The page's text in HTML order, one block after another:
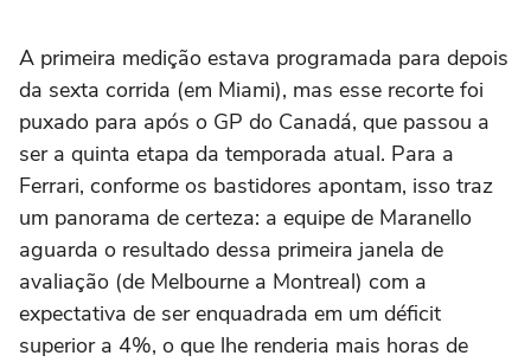
A primeira medição estava programada para depois
da sexta corrida (em Miami), mas esse recorte foi
puxado para após o GP do Canadá, que passou a
ser a quinta etapa da temporada atual. Para a
Ferrari, conforme os bastidores apontam, isso traz
um panorama de certeza: a equipe de Maranello
aguarda o resultado dessa primeira janela de
avaliação (de Melbourne a Montreal) com a
expectativa de ser enquadrada em um déficit
superior a 4%, o que lhe renderia mais horas de